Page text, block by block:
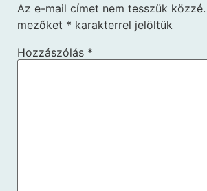
Az e-mail címet nem tesszük közzé.
mezőket * karakterrel jelöltük
Hozzászólás *